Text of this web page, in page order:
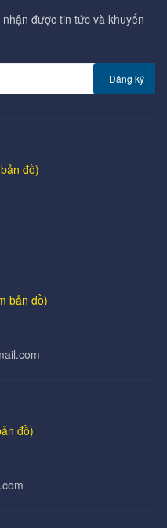
được tin tức và khuyến
Đăng ký
đồ)
bản đồ)
đồ)